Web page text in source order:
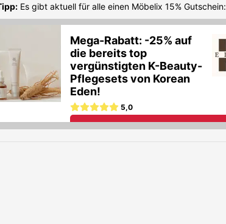
Es gibt aktuell für alle einen Möbelix 15% Gutschein: